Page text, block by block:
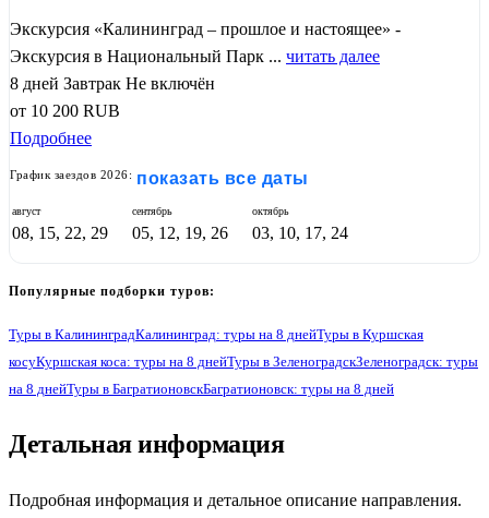
Экскурсия «Калининград – прошлое и настоящее» -
Экскурсия в Национальный Парк ... читать далее
8 дней Завтрак Не включён
от 10 200 RUB
Подробнее
График заездов 2026: показать все даты
август
08, 15, 22, 29
сентябрь
05, 12, 19, 26
октябрь
03, 10, 17, 24
Популярные подборки туров:
Туры в КалининградКалининград: туры на 8 днейТуры в Куршская
косуКуршская коса: туры на 8 днейТуры в ЗеленоградскЗеленоградск: туры
на 8 днейТуры в БагратионовскБагратионовск: туры на 8 дней
Детальная информация
Подробная информация и детальное описание направления.